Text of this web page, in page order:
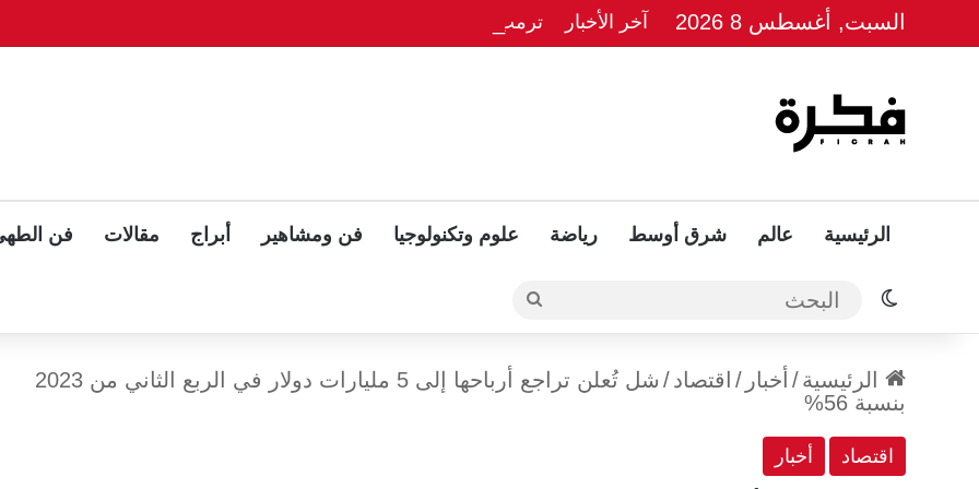
السبت, أغسطس 8 2026 آخر الأخبار ترمب يلوّح بلقاء ثلاثي مع بوتين وزيلينسكي بعد قمة ألاسكا
الرئيسية عالم شرق أوسط رياضة علوم وتكنولوجيا فن ومشاهير أبراج مقالات فن
الوضع المظلم البحث
الرئيسية/ أخبار / اقتصاد/
شل تُعلن تراجع أرباحها إلى 5 مليارات دولار في الربع الثاني من 2023
بنسبة 56%
اقتصاد أخبار